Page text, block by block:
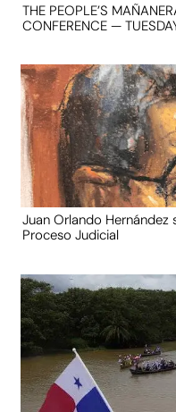
THE PEOPLE’S
CONFERENCE —
Juan Orlando
Proceso Judicial